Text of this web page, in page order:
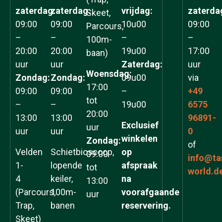
zaterdag:
09:00
–
20:00
uur
Zondag:
09:00
–
13:00
uur
Velden
1-
4
(Parcours,
Trap,
Skeet)
zaterdag:
09:00
–
20:00
uur
Zondag:
09:00
–
13:00
uur
Schietbioscoop,
lopende
keiler,
100m-
banen
Skeet,
Parcours,
100m-
baan)
Woensdag:
17:00
tot
20:00
uur
Zondag:
09:00
tot
13:00
uur
vrijdag:
10u00
–
19u00
Zaterdag:
09u00
–
19u00
Exclusief
winkelen
op
afspraak
na
voorafgaande
reservering.
09:00
–
17:00
uur
via
+49
6575
96891-
0
of